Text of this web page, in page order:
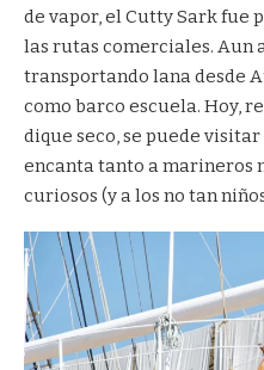
de vapor, el Cutty Sark fue
las rutas comerciales. Aun
transportando lana desde
como barco escuela. Hoy,
dique seco, se puede
encanta tanto a marineros
curiosos (y a los no tan